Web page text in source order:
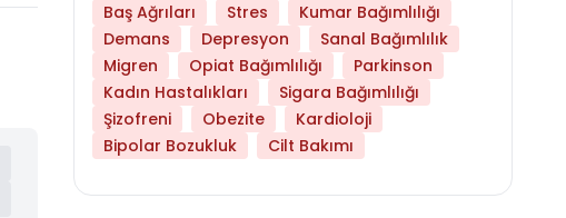
Baş Ağrıları
Stres
Kumar Bağımlılığı
Demans
Depresyon
Sanal Bağımlılık
Migren
Opiat Bağımlılığı
Parkinson
Kadın Hastalıkları
Sigara Bağımlılığı
Şizofreni
Obezite
Kardioloji
Bipolar Bozukluk
Cilt Bakımı